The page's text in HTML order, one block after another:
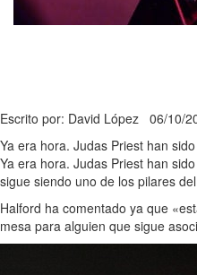
Escrito por: David López 06/10/
Ya era hora. Judas Priest han
Ya era hora. Judas Priest han
sigue siendo uno de los pilares
Halford ha comentado ya que
mesa para alguien que sigue